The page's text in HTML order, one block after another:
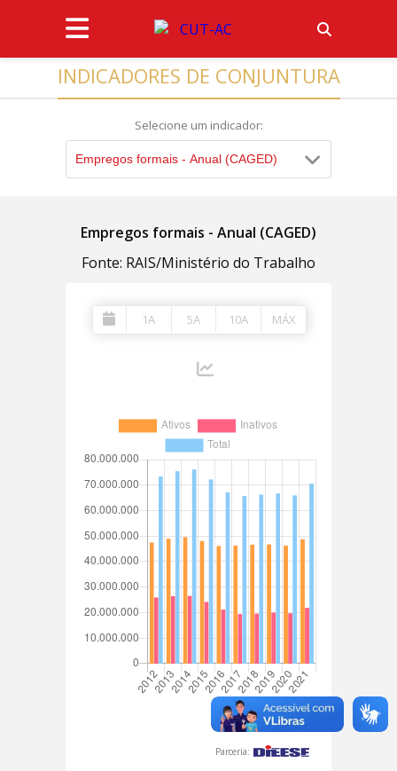
INDICADORES DE CONJUNTURA
Selecione um indicador:
Empregos formais - Anual (CAGED)
Empregos formais - Anual (CAGED)
Fonte: RAIS/Ministério do Trabalho
1A 5A 10A MÁX
Parceria: